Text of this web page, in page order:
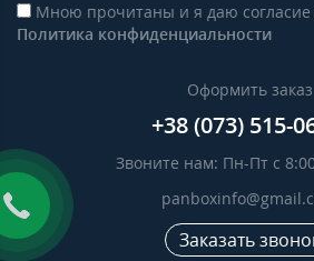
Мною прочитаны и я даю согласие
Политика конфиденциальности
Оформить заказ
+38 (073) 515-
Звоните нам: Пн-
Заказать